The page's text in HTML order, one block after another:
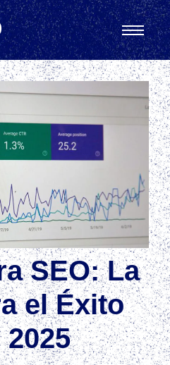
SEO: La
el Éxito